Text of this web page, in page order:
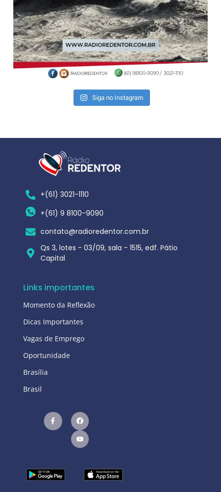
Siga no Instagram
+(61) 3021-1110
+(61) 9 8100-9090
contato@radioredentor.com.br
Qs 3, lotes - 03/09, sala - 1515, edf. Pátio
Capital
Links importantes
Momento da Reflexão
Dicas Importantes
Vagas de Emprego
Oportunidade
Brasília
Brasil